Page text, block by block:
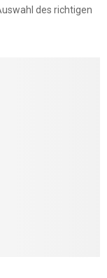
des richtigen